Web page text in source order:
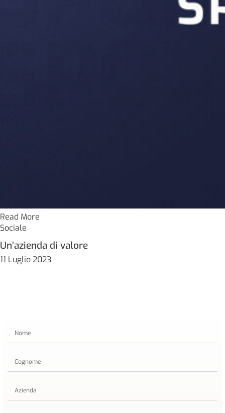
Read More
Sociale
Un’azienda di valore
11 Luglio 2023